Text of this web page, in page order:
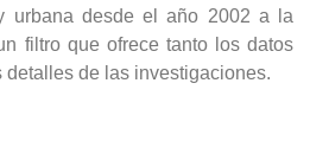
urbana desde el año 2002 a la
filtro que ofrece tanto los datos
detalles de las investigaciones.